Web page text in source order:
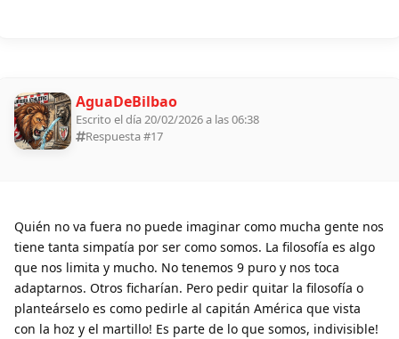
AguaDeBilbao
Escrito el día 20/02/2026 a las 06:38
Respuesta #17
Quién no va fuera no puede imaginar como mucha gente nos
tiene tanta simpatía por ser como somos. La filosofía es algo
que nos limita y mucho. No tenemos 9 puro y nos toca
adaptarnos. Otros ficharían. Pero pedir quitar la filosofía o
planteárselo es como pedirle al capitán América que vista
con la hoz y el martillo! Es parte de lo que somos, indivisible!